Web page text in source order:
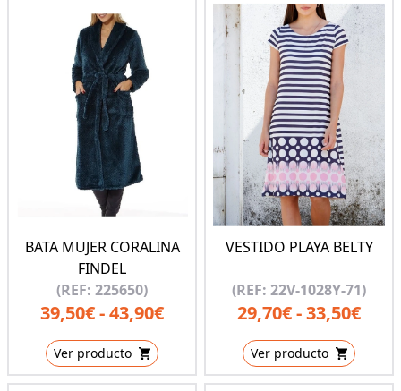
BATA MUJER CORALINA
FINDEL
(REF: 225650)
39,50€ - 43,90€
Ver producto
VESTIDO PLAYA BELTY
(REF: 22V-1028Y-71)
29,70€ - 33,50€
Ver producto